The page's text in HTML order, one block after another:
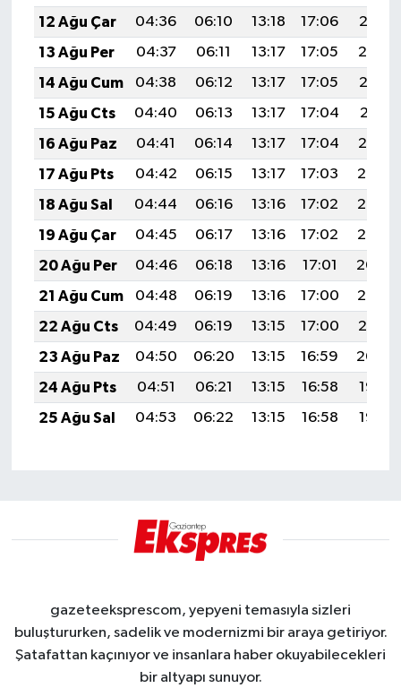
12 Ağu Çar
04:36 06:10 13:18 17:06
20:15
13 Ağu Per
04:37 06:11 13:17 17:05
20:14
14 Ağu Cum
04:38 06:12 13:17 17:05
20:12
15 Ağu Cts
04:40 06:13 13:17 17:04
20:11
16 Ağu Paz
04:41 06:14 13:17 17:04
20:10
17 Ağu Pts
04:42 06:15 13:17 17:03
20:08
18 Ağu Sal
04:44 06:16 13:16 17:02
20:07
19 Ağu Çar
04:45 06:17 13:16 17:02
20:06
20 Ağu Per
04:46 06:18 13:16 17:01
20:04
21 Ağu Cum
04:48 06:19 13:16 17:00
20:03
22 Ağu Cts
04:49 06:19 13:15 17:00
20:01
23 Ağu Paz
04:50 06:20 13:15 16:59
20:00
24 Ağu Pts
04:51 06:21 13:15 16:58
19:58
25 Ağu Sal
04:53 06:22 13:15 16:58 19:57
gazeteeksprescom, yepyeni temasıyla sizleri
buluştururken, sadelik ve modernizmi bir araya getiriyor.
Şatafattan kaçınıyor ve insanlara haber okuyabilecekleri
bir altyapı sunuyor.